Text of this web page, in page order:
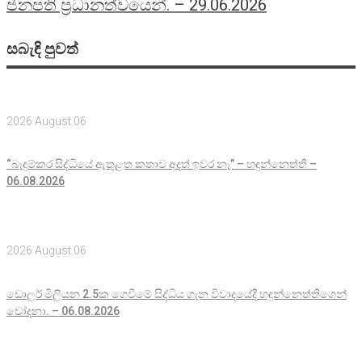
ජනපති ප්‍රධානත්වයෙන්. – 29.06.2026
සබැඳි පුවත්
2026 August 06
“බැඳුම්කර සිද්ධියේ ඇතුළත කතාව අදත් ඉවර නෑ” – හඳුන්නෙත්ති –
06.08.2026
2026 August 06
ඩොලර් මිලියන 2.5ක ගෙවීමේ සිද්ධිය ගැන විවාදයේදී හඳුන්නෙත්තිගෙන්
චෝදනා. – 06.08.2026